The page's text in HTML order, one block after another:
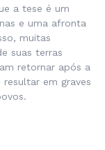
a tese é um
e uma afronta
muitas
suas terras
retornar após a
em graves